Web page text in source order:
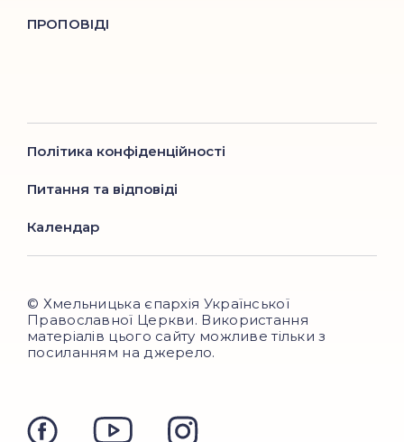
ПРОПОВІДІ
Політика конфіденційності
Питання та відповіді
Календар
© Хмельницька єпархія Української
Православної Церкви. Використання
матеріалів цього сайту можливе тільки з
посиланням на джерело.